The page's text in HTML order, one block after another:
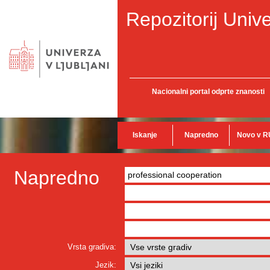
Repozitorij
Nacionalni portal odprte znanosti
Iskanje Napredno Novo v
Napredno
Vrsta gradiva:
Jezik: